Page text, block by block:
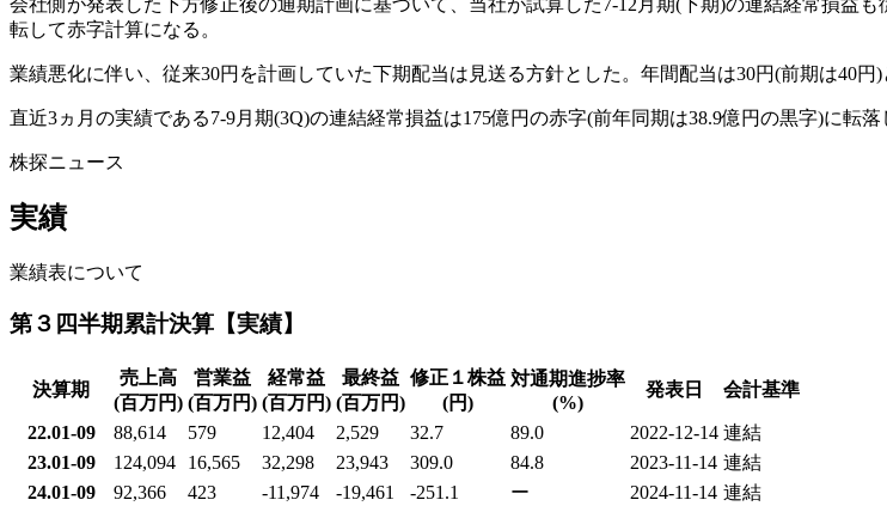
転して赤字計算になる。
業績悪化に伴い、従来30円を計画していた下期配当は見送る方針とした。年間配当は30円(前期は40円)
直近3ヵ月の実績である7-9月期(3Q)の連結経常損益は175億円の赤字(前年同期は38.9億円の黒字)に転
株探ニュース
実績
業績表について
第３四半期累計決算【実績】
決算期
売上高
(百万円)
営業益
(百万円)
経常益
(百万円)
最終益
(百万円)
修正１株益
(円)
対通期進捗率
(%)
発表日 会計基準
22.01-09 88,614 579 12,404 2,529 32.7 89.0 2022-12-14 連結
23.01-09
124,094 16,565 32,298 23,943 309.0 84.8 2023-11-14 連結
24.01-09
92,366 423 -11,974 -19,461 -251.1 ー 2024-11-14 連結